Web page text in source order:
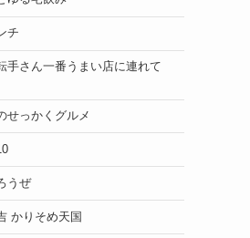
チ
手さん一番うまい店に連れて
せっかくグルメ
うぜ
かりそめ天国